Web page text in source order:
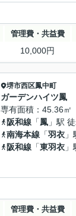
管理費・共益費
10,000円
堺市西区鳳中町
ガーデンハイツ鳳
専有面積
45.36㎡
阪和線 「鳳 」駅
南海本線 「羽衣
阪和線 「東羽衣
管理費・共益費